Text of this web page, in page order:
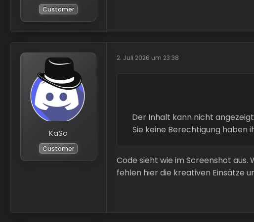
Customer
KaSo
Customer
2. Juli 2026 um 23:38
Der Inhalt kann nicht
Sie keine Berechtigung haben
Code sieht wie im Screenshot
fehlen hier die kreativen Einsätze